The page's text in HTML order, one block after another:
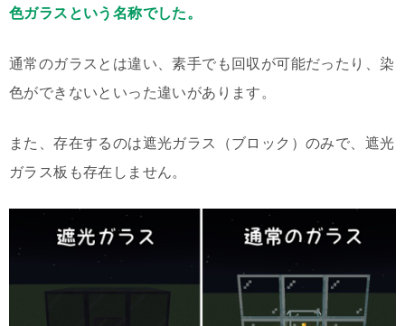
色ガラスという名称でした。
通常のガラスとは違い、素手でも回収が可能だったり、染
色ができないといった違いがあります。
また、存在するのは遮光ガラス（ブロック）のみで、遮光
ガラス板も存在しません。